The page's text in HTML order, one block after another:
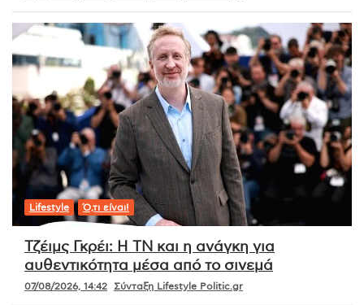
Lifestyle Ό,τι είναι!
Τζέιμς Γκρέι: Η ΤΝ και η ανάγκη για
αυθεντικότητα μέσα από το σινεμά
07/08/2026, 14:42 Σύνταξη Lifestyle Politic.gr